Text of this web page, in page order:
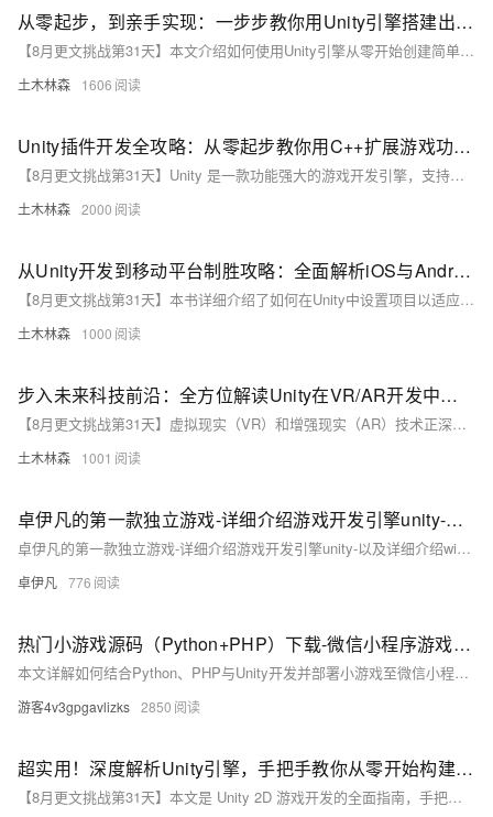
从零起步，到亲手实现：一步步教你用Unity引擎搭建出令人惊叹的3D游戏世界，绝不错过的初学者友好型超详细指南 ——兼探索游戏设计奥秘与实践编程技巧的完美结合之旅
【8月更文挑战第31天】本文介绍如何使用Unity引擎从零开始创建简单的3D游戏世界，涵盖游戏对象创建、物理模拟、用户输入处理及动画效果。Unity是一款强大的跨平台游戏开发工具，支持多种编程语言，具有直观编辑器和丰富文档。文章指导读者创建新项目、添加立方体对象、编写移动脚本，并引入基础动画，帮助初学者快速掌握Unity开发核心概念，迈出游戏制作的第一步。
土木林森 1606
Unity插件开发全攻略：从零起步教你用C++扩展游戏功能，解锁Unity新玩法的详细步骤与实战技巧大公开
【8月更文挑战第31天】Unity 是一款功能强大的游戏开发引擎，支持多平台发布并拥有丰富的插件生态系统。本文介绍 Unity 插件开发基础，帮助读者从零开始编写自定义插件以扩展其功能。插件通常用 C++ 编写，通过 Mono C# 运行时调用，需在不同平台上编译。文中详细讲解了开发环境搭建、简单插件编写及在 Unity 中调用的方法，包括创建 C# 封装脚本和处理跨平台问题，助力开发者提升游戏开发效率。
土木林森 2000
从Unity开发到移动平台制胜攻略：全面解析iOS与Android应用发布流程，助你轻松掌握跨平台发布技巧，打造爆款手游不是梦——性能优化、广告集成与内购设置全包含
【8月更文挑战第31天】本书详细介绍了如何在Unity中设置项目以适应移动设备，涵盖性能优化、集成广告及内购功能等关键步骤。通过具体示例和代码片段，指导读者完成iOS和Android应用的打包与发布，确保应用顺利上线并获得成功。无论是性能调整还是平台特定的操作，本书均提供了全面的解决方案。
土木林森 1000
步入未来科技前沿：全方位解读Unity在VR/AR开发中的应用技巧，带你轻松打造震撼人心的沉浸式虚拟现实与增强现实体验——附详细示例代码与实战指南
【8月更文挑战第31天】虚拟现实（VR）和增强现实（AR）技术正深刻改变生活，从教育、娱乐到医疗、工业，应用广泛。Unity作为强大的游戏开发引擎，适用于构建高质量的VR/AR应用，支持Oculus Rift、HTC Vive、Microsoft HoloLens、ARKit和ARCore等平台。本文将介绍如何使用Unity创建沉浸式虚拟体验，包括设置项目、添加相机、处理用户输入等，并通过具体示例代码展示实现过程。无论是完全沉浸式的VR体验，还是将数字内容叠加到现实世界的AR应用，Unity均提供了所需的一切工具。
土木林森 1001
卓伊凡的第一款独立游戏-详细介绍游戏开发引擎unity-以及详细介绍windows和mac的安装步骤【01】
卓伊凡的第一款独立游戏-详细介绍游戏开发引擎unity-以及详细介绍windows和mac的安装步骤【01】
卓伊凡 776
热门小游戏源码（Python+PHP）下载-微信小程序游戏源码Unity发实战指南​
本文详解如何结合Python、PHP与Unity开发并部署小游戏至微信小程序。涵盖技术选型、Pygame实战、PHP后端对接、Unity转换适配及性能优化，提供从原型到发布的完整指南，助力开发者快速上手并发布游戏。
游客4v3gpgavlizks 2850
超实用！深度解析Unity引擎，手把手教你从零开始构建精美的2D平面冒险游戏，涵盖资源导入、角色控制与动画、碰撞检测等核心技巧，打造沉浸式游戏体验完全指南
【8月更文挑战第31天】本文是 Unity 2D 游戏开发的全面指南，手把手教你从零开始构建精美的平面冒险游戏。首先，通过 Unity Hub 创建 2D 项目并导入游戏资源。接着，编写 `PlayerController` 脚本来实现角色移动，并添加动画以增强视觉效果。最后，通过 Collider 2D 组件实现碰撞检测等游戏机制。每一步均展示 Unity 在 2D 游戏开发中的强大功能。